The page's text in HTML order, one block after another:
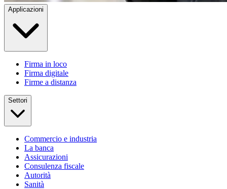
Applicazioni
Firma in loco
Firma digitale
Firme a distanza
Settori
Commercio e industria
La banca
Assicurazioni
Consulenza fiscale
Autorità
Sanità